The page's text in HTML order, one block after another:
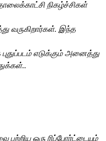
நிகழ்ச்சிகள்
வருகிறார்கள். இந்த
எடுக்கும் அனைத்து
..
ஒரு ரிப்போர்ட்டையும்